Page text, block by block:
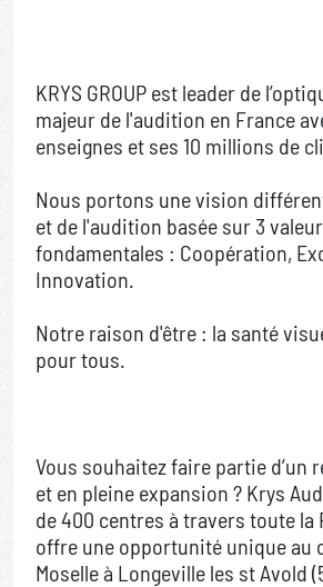
KRYS GROUP est leader de
majeur de l'audition en France
enseignes et ses 10 millions de
Nous portons une vision
et de l'audition basée sur 3
fondamentales : Coopération,
Innovation.
Notre raison d'être : la santé
pour tous.
Vous souhaitez faire partie d’un
et en pleine expansion ? Krys
de 400 centres à travers toute la
offre une opportunité unique au
Moselle à Longeville les st Avold